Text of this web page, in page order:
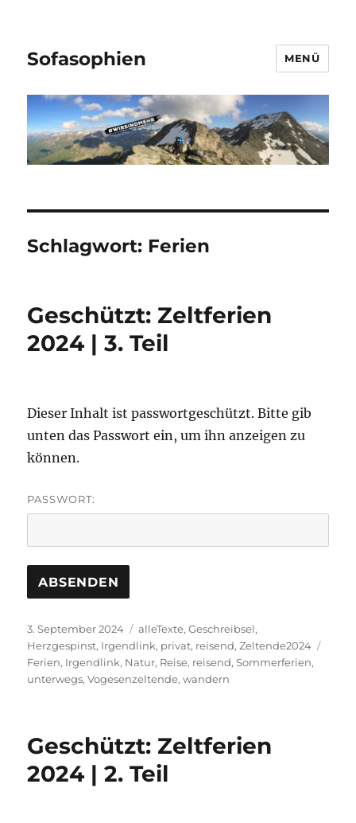
Sofasophien MENÜ
Schlagwort: Ferien
Geschützt: Zeltferien
2024 | 3. Teil
Dieser Inhalt ist passwortgeschützt. Bitte gib
unten das Passwort ein, um ihn anzeigen zu
können.
PASSWORT:
Veröffentlicht
am
3. September 2024 Kategorien
alleTexte,Geschreibsel,
Herzgespinst, Irgendlink, privat, reisend,Zeltende2024
Ferien, Irgendlink, Natur, Reise, reisend,Sommerferien,
unterwegs,Vogesenzeltende,wandern
Geschützt: Zeltferien
2024 | 2. Teil